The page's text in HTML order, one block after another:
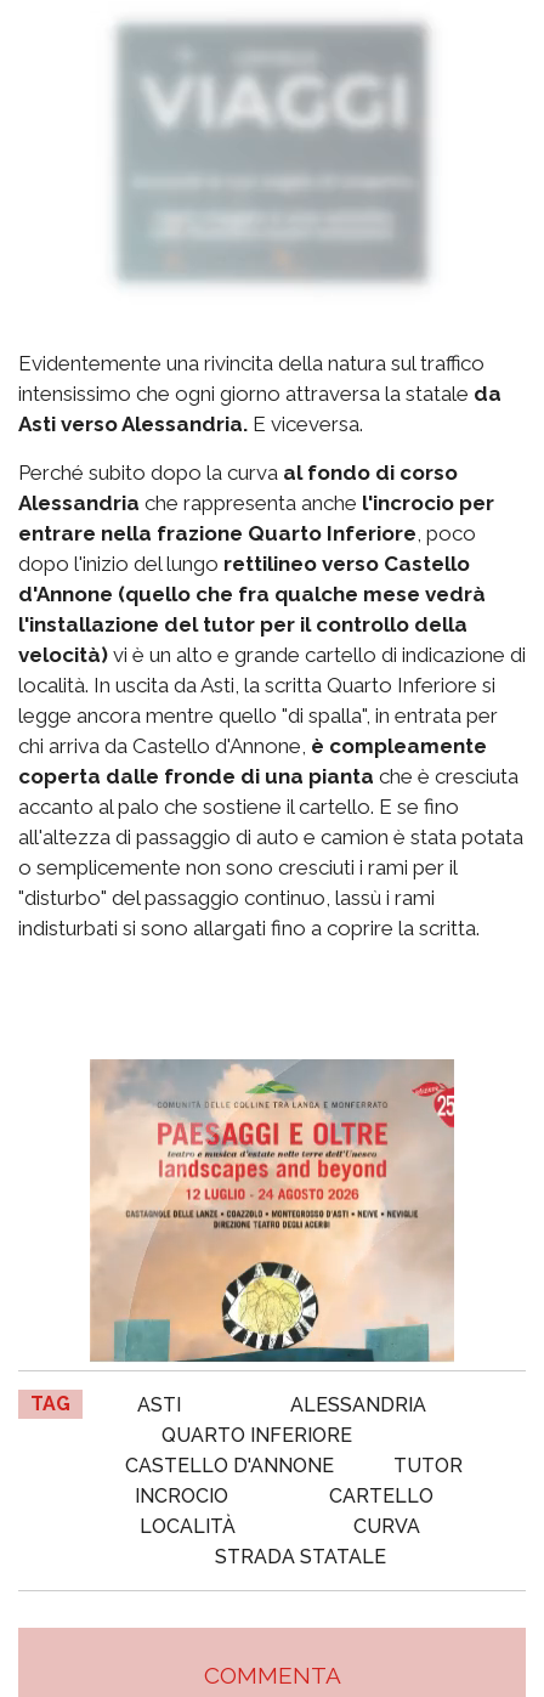
Evidentemente una rivincita della natura sul traffico
intensissimo che ogni giorno attraversa la statale da
Asti verso Alessandria. E viceversa.
Perché subito dopo la curva al fondo di corso
Alessandria che rappresenta anche l'incrocio per
entrare nella frazione Quarto Inferiore, poco
dopo l'inizio del lungo rettilineo verso Castello
d'Annone (quello che fra qualche mese vedrà
l'installazione del tutor per il controllo della
velocità) vi è un alto e grande cartello di indicazione di
località. In uscita da Asti, la scritta Quarto Inferiore si
legge ancora mentre quello "di spalla", in entrata per
chi arriva da Castello d'Annone, è compleamente
coperta dalle fronde di una pianta che è cresciuta
accanto al palo che sostiene il cartello. E se fino
all'altezza di passaggio di auto e camion è stata potata
o semplicemente non sono cresciuti i rami per il
"disturbo" del passaggio continuo, lassù i rami
indisturbati si sono allargati fino a coprire la scritta.
TAG ASTI
ALESSANDRIA
QUARTO INFERIORE
CASTELLO D'ANNONE
TUTOR
INCROCIO
CARTELLO
LOCALITÀ
CURVA
STRADA STATALE
COMMENTA